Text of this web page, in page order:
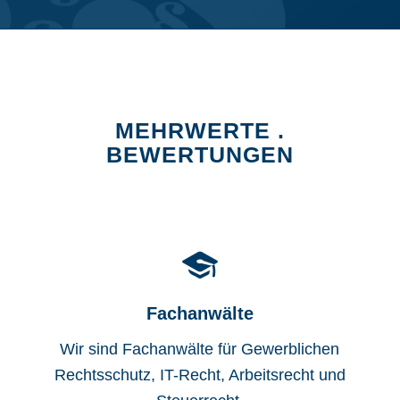
MEHRWERTE .
BEWERTUNGEN
Fachanwälte
Wir sind Fachanwälte für Gewerblichen
Rechtsschutz, IT-Recht, Arbeitsrecht und